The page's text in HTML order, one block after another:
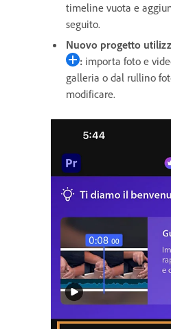
timeline vuota e
seguito.
Nuovo progetto
: importa foto e
galleria o dal rullino
modificare.